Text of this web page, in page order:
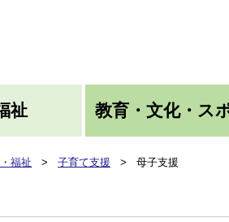
祉 教育・文化・ス
福祉 > 子育て支援 > 母子支援